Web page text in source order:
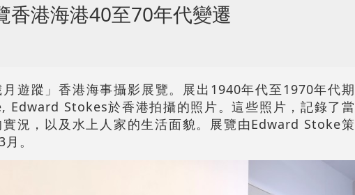
香港海港40至70年代變遷
遊蹤」香港海事攝影展覽。展出1940年代至1970年代期
Stokes於香港拍攝的照片。這些照片，記錄了當
況，以及水上人家的生活面貌。展覽由Edward Stoke策
。